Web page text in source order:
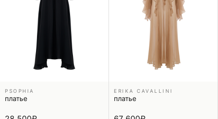
PSOPHIA
платье
ERIKA CAVALLINI
платье